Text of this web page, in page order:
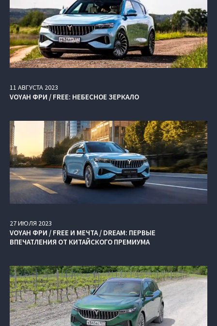
11 АВГУСТА 2023
VOYAH ФРИ / FREE: НЕБЕСНОЕ ЗЕРКАЛО
27ИЮЛЯ 2023
VOYAH ФРИ / FREE И МЕЧТА / DREAM: ПЕРВЫЕ
ВПЕЧАТЛЕНИЯ ОТ КИТАЙСКОГО ПРЕМИУМА